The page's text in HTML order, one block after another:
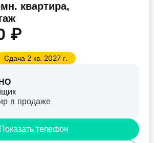
квартира,
₽
Сдача 2 кв. 2027 г.
в продаже
Показать телефон